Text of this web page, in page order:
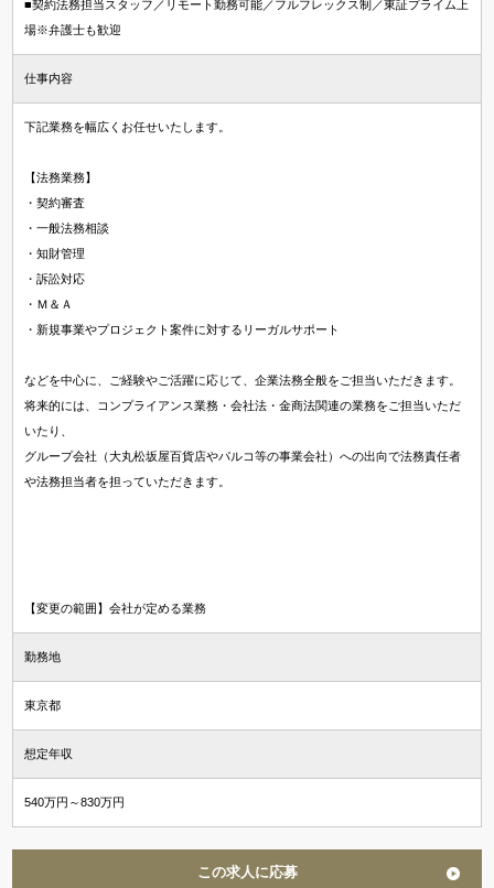
■契約法務担当スタッフ／リモート勤務可能／フルフレックス制／東証プライム上
場※弁護士も歓迎
仕事内容
下記業務を幅広くお任せいたします。
【法務業務】
・契約審査
・一般法務相談
・知財管理
・訴訟対応
・Ｍ＆Ａ
・新規事業やプロジェクト案件に対するリーガルサポート
などを中心に、ご経験やご活躍に応じて、企業法務全般をご担当いただきます。
将来的には、コンプライアンス業務・会社法・金商法関連の業務をご担当いただ
いたり、
グループ会社（大丸松坂屋百貨店やパルコ等の事業会社）への出向で法務責任者
や法務担当者を担っていただきます。
【変更の範囲】会社が定める業務
勤務地
東京都
想定年収
540万円～830万円
この求人に応募